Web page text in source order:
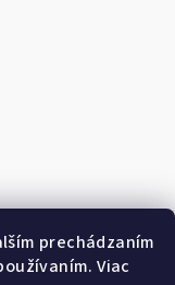
prechádzaním
Viac